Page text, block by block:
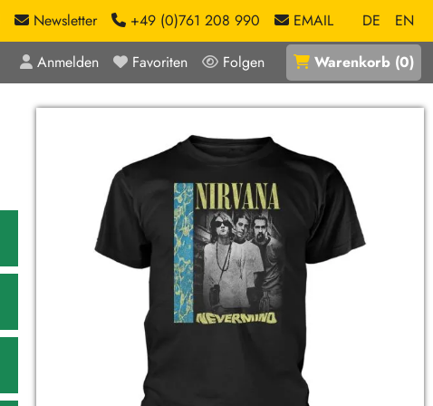
Newsletter +49 (0)761 208 990 EMAIL DE
EN
Anmelden Favoriten Folgen Warenkorb (0)